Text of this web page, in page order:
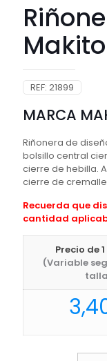
Makito
REF: 21899
MARCA
Riñonera de
bolsillo central
cierre de hebilla.
cierre de
Recuerda que
cantidad
Precio de
(Variable